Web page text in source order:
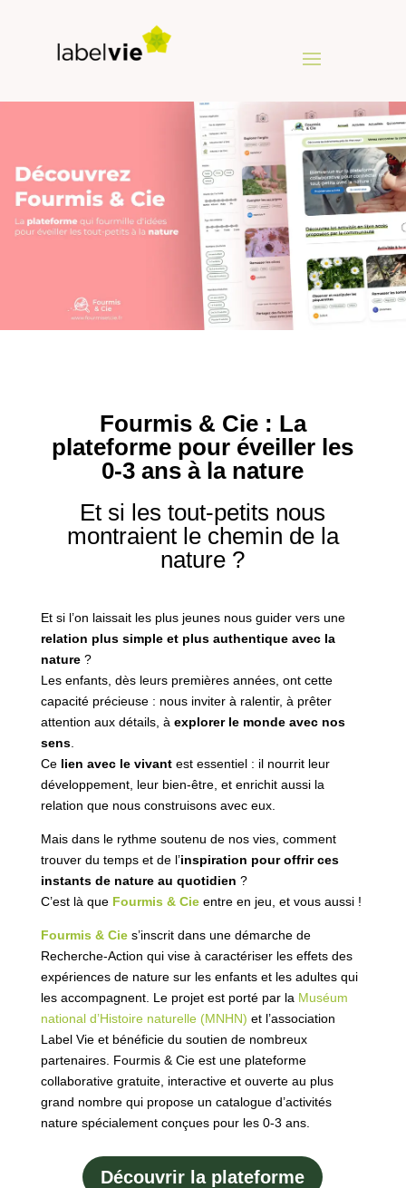
Fourmis & Cie : La
plateforme pour éveiller les
0-3 ans à la nature
Et si les tout-petits nous
montraient le chemin de la
nature ?
Et si l’on laissait les plus jeunes nous guider vers une
relation plus simple et plus authentique avec la
nature?
Les enfants, dès leurs premières années, ont cette
capacité précieuse : nous inviter à ralentir, à prêter
attention aux détails, à explorer le monde avec nos
sens.
Ce lien avec le vivantest essentiel : il nourrit leur
développement, leur bien-être, et enrichit aussi la
relation que nous construisons avec eux.
Mais dans le rythme soutenu de nos vies, comment
trouver du temps et de l’inspiration pour offrir ces
instants de nature au quotidien ?
C’est là que Fourmis & Cie entre en jeu, et vous aussi !
Fourmis & Cie s’inscrit dans une démarche de
Recherche-Action qui vise à caractériser les effets des
expériences de nature sur les enfants et les adultes qui
les accompagnent. Le projet est porté par la Muséum
national d’Histoire naturelle (MNHN) et l’association
Label Vie et bénéficie du soutien de nombreux
partenaires. Fourmis & Cie est une plateforme
collaborative gratuite, interactive et ouverte au plus
grand nombre qui propose un catalogue d’activités
nature spécialement conçues pour les 0-3 ans.
Découvrir la plateforme